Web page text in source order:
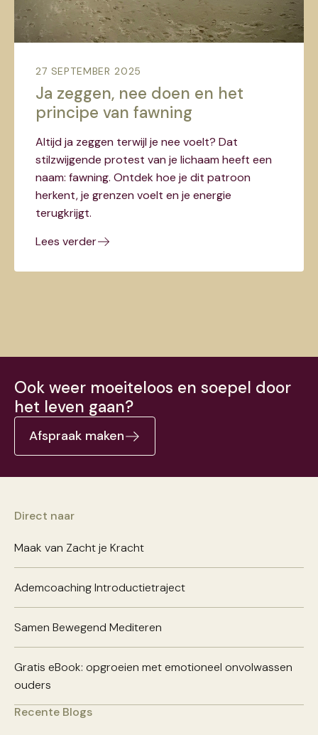
27 SEPTEMBER 2025
Ja zeggen, nee doen en het
principe van fawning
Altijd ja zeggen terwijl je nee voelt? Dat
stilzwijgende protest van je lichaam heeft een
naam: fawning. Ontdek hoe je dit patroon
herkent, je grenzen voelt en je energie
terugkrijgt.
Lees verder
Ook weer moeiteloos en soepel door
het leven gaan?
Afspraak maken
Direct naar
Maak van Zacht je Kracht
Ademcoaching Introductietraject
Samen Bewegend Mediteren
Gratis eBook: opgroeien met emotioneel onvolwassen
ouders
Recente Blogs